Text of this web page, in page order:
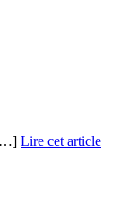
Lire cet article